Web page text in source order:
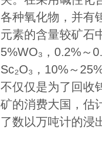
各种氧化物，并有
元素的含量较矿石
5%WO₃，0.2%～
Sc₂O₃，10%～
不仅仅是为了回收
矿的消费大国，估
了数以万吨计的浸